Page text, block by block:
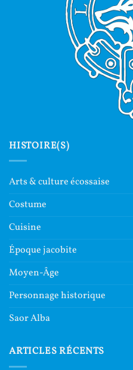
HISTOIRE(S)
Arts & culture écossaise
Costume
Cuisine
Époque jacobite
Moyen-Âge
Personnage historique
Saor Alba
ARTICLES RÉCENTS